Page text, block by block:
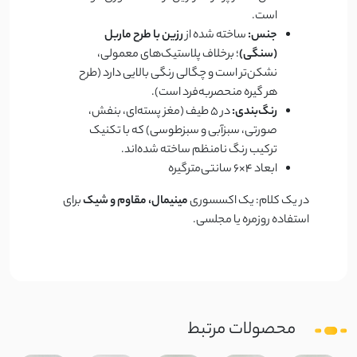
است.
جنس:ساخته شده ازرزین با طرح ماربل
(سنگی)؛ برخلاف پلاستیک‌های معمولی،
نشکن‌تر است و چگالی رنگی بالایی دارد (طرح
هر گیره منحصربه‌فرد است).
رنگ‌بندی:
در ۵ طیف (مغز پسته‌ای، بنفش،
صورتی، سبزآبی و سبزطوسی) که با تکنیک
ترکیب رنگ نامنظم ساخته شده‌اند.
ابعاد 4×6 سانتی‌مترگیره
در یک کلام: یک اکسسوریمینیمال، مقاوم و شیکبرای
استفاده روزمره یا مجلسی.
محصولات مرتبط